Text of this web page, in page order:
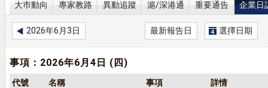
大巿動向 專家教路 異動追蹤 滬/深港通 重要通告 企業日
2026年6月3日 最新報告日 選擇日期
事項：2026年6月4日 (四)
代號 名稱 事項 詳情